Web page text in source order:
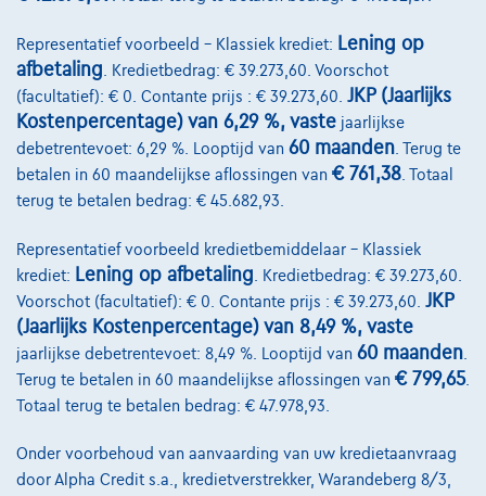
Vergelijk
Bekijk wagen
Mercedes-Benz E 300
Representatief voorbeeld – Klassiek krediet: Lening op
afbetaling . Kredietbedrag: € 39.273,60. Voorschot
(facultatief): € 0. Contante prijs : € 39.273,60. JKP (Jaarlijks
Kostenpercentage) van 6,29 %, vaste jaarlijkse
debetrentevoet: 6,29 %. Looptijd van 60 maanden . Terug te
betalen in 60 maandelijkse aflossingen van € 761,38 . Totaal
terug te betalen bedrag: € 45.682,93.
Representatief voorbeeld kredietbemiddelaar – Klassiek
krediet: Lening op afbetaling . Kredietbedrag: € 39.273,60.
Voorschot (facultatief): € 0. Contante prijs : € 39.273,60. JKP
(Jaarlijks Kostenpercentage) van 8,49 %, vaste
jaarlijkse debetrentevoet: 8,49 %. Looptijd van 60 maanden
Terug te betalen in 60 maandelijkse aflossingen van € 799,65.
Totaal terug te betalen bedrag: € 47.978,93.
Onder voorbehoud van aanvaarding van uw kredietaanvraag
door Alpha Credit s.a., kredietverstrekker, Warandeberg 8/3,